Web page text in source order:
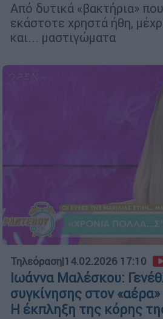
Από δυτικά «βακτήρια»
εκάστοτε χρηστά ήθη,
και... μαστιγώματα
Τηλεόραση|14.02.2026 17:10
Ιωάννα Μαλέσκου:
συγκίνησης στον
Η έκπληξη της κόρης